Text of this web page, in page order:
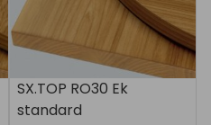
SX.TOP RO30 Ek
standard